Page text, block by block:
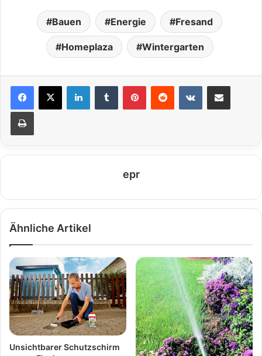
Bauen Energie Fresand
Homeplaza Wintergarten
epr
Ähnliche Artikel
Unsichtbarer Schutzschirm